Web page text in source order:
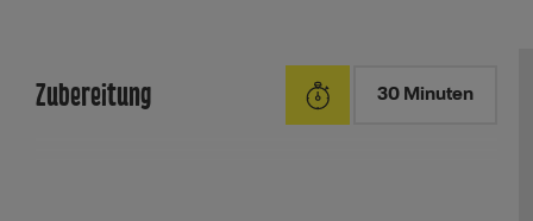
Zubereitung 30 Minuten